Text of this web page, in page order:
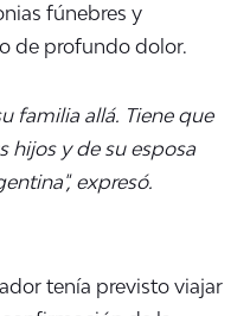
fúnebres y
de profundo dolor.
familia allá. Tiene que
hijos y de su esposa
expresó.
tenía previsto viajar